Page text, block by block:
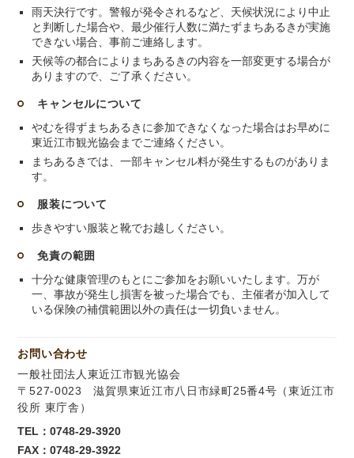
雨天決行です。警報が発令されるなど、天候状況により中止
と判断した場合や、最少催行人数に満たずまちあるきが実施
できない場合、事前ご連絡します。
天候等の都合によりまちあるきの内容を一部変更する場合が
ありますので、ご了承ください。
キャンセルについて
やむを得ずまちあるきに参加できなくなった場合はお早めに
東近江市観光協会までご連絡ください。
まちあるきでは、一部キャンセル料が発生するものがありま
す。
服装について
歩きやすい服装と靴でお越しください。
免責の範囲
十分な健康管理のもとにご参加をお願いいたします。万が
一、事故が発生し損害を被った場合でも、主催者が加入して
いる保険の補償範囲以外の責任は一切負いません。
お問い合わせ
一般社団法人東近江市観光協会
〒527-0023 滋賀県東近江市八日市緑町25番4号（東近江市
役所 東庁舎）
TEL：0748-29-3920
FAX：0748-29-3922